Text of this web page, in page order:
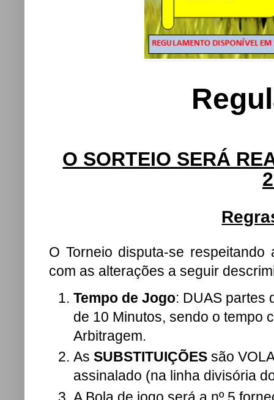
O SORTEIO SERÁ
O Torneio disputa-se
com as alterações a seguir
Tempo de Jogo: DUAS partes
de 10 Minutos, sendo o tempo
Arbitragem.
As SUBSTITUIÇÕES são
assinalado (na linha divisória
A Bola de jogo será a nº 5